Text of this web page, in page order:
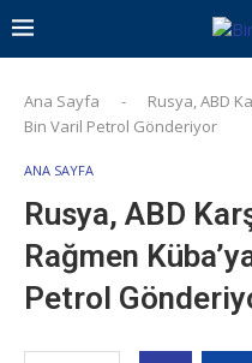
Ana Sayfa -
Rusya, ABD
Bin Varil Petrol Gönderiyor
ANA SAYFA
Rusya, ABD
Rağmen
Petrol